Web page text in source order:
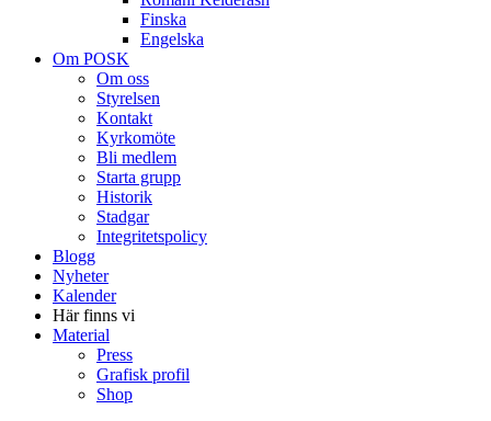
Finska
Engelska
Om POSK
Om oss
Styrelsen
Kontakt
Kyrkomöte
Bli medlem
Starta grupp
Historik
Stadgar
Integritetspolicy
Blogg
Nyheter
Kalender
Här finns vi
Material
Press
Grafisk profil
Shop